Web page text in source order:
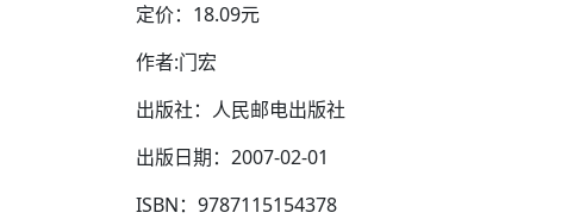
定价：18.09元
作者:门宏
出版社：人民邮电出版社
出版日期：2007-02-01
ISBN：9787115154378